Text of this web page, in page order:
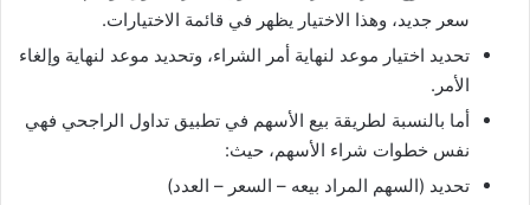
سعر جديد، وهذا الاختيار يظهر في قائمة الاختيارات.
تحديد اختيار موعد لنهاية أمر الشراء، وتحديد موعد لنهاية وإلغاء
الأمر.
أما بالنسبة لطريقة بيع الأسهم في تطبيق تداول الراجحي فهي
نفس خطوات شراء الأسهم، حيث:
تحديد (السهم المراد بيعه – السعر – العدد)